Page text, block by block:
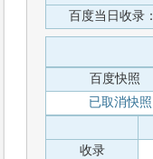
百度当日收录：
百度快照
已取消快照
收录